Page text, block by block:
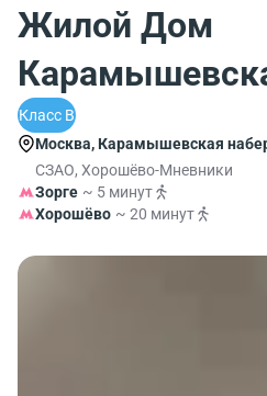
Жилой Дом
Класс B
Москва, Карамышевская
СЗАО, Хорошёво-Мневники
Зорге ~ 5 минут
Хорошёво ~ 20 минут